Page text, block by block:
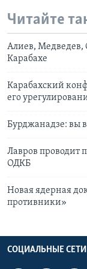
Читайте
Алиев, Медведев,
Карабахе
Карабахский
его
Бурджанадзе: вы
Лавров проводит
ОДКБ
Новая ядерная
противники»
СОЦИАЛЬНЫЕ СЕТИ